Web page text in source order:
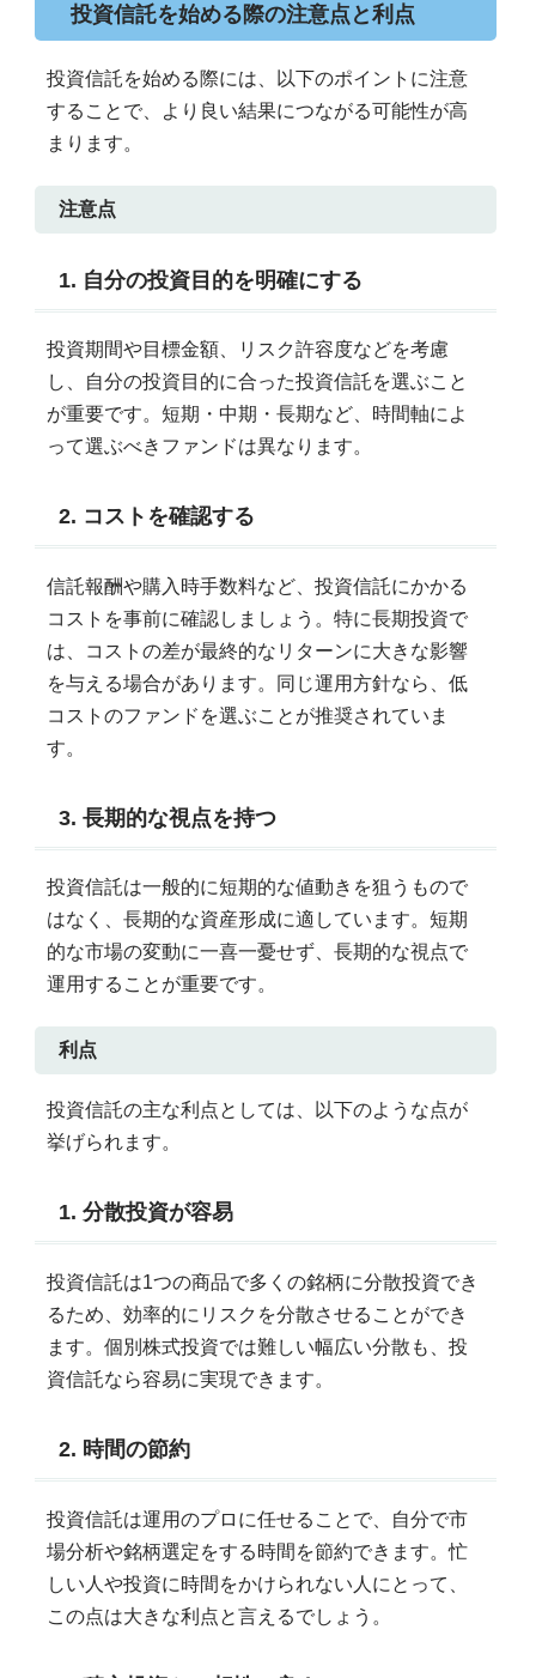
投資信託を始める際の注意点と利点
投資信託を始める際には、以下のポイントに注意
することで、より良い結果につながる可能性が高
まります。
注意点
1. 自分の投資目的を明確にする
投資期間や目標金額、リスク許容度などを考慮
し、自分の投資目的に合った投資信託を選ぶこと
が重要です。短期・中期・長期など、時間軸によ
って選ぶべきファンドは異なります。
2. コストを確認する
信託報酬や購入時手数料など、投資信託にかかる
コストを事前に確認しましょう。特に長期投資で
は、コストの差が最終的なリターンに大きな影響
を与える場合があります。同じ運用方針なら、低
コストのファンドを選ぶことが推奨されていま
す。
3. 長期的な視点を持つ
投資信託は一般的に短期的な値動きを狙うもので
はなく、長期的な資産形成に適しています。短期
的な市場の変動に一喜一憂せず、長期的な視点で
運用することが重要です。
利点
投資信託の主な利点としては、以下のような点が
挙げられます。
1. 分散投資が容易
投資信託は1つの商品で多くの銘柄に分散投資でき
るため、効率的にリスクを分散させることができ
ます。個別株式投資では難しい幅広い分散も、投
資信託なら容易に実現できます。
2. 時間の節約
投資信託は運用のプロに任せることで、自分で市
場分析や銘柄選定をする時間を節約できます。忙
しい人や投資に時間をかけられない人にとって、
この点は大きな利点と言えるでしょう。